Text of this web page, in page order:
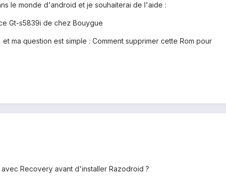
le monde d'android et je souhaiterai de l'aide :
Gt-s5839i de chez Bouygue
ma question est simple : Comment supprimer cette Rom pour
Recovery avant d'installer Razodroid ?